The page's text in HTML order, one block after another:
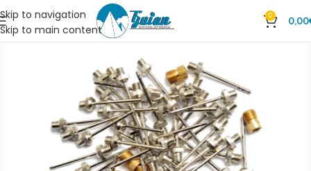
Skip to navigation
Skip to main content
0 0,00